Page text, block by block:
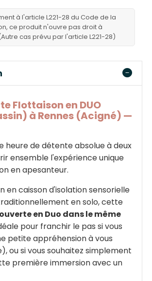
à l'article L221-28 du Code de la
ce produit n'ouvre pas droit à
cas prévu par l'article L221-28)
Flottaison en DUO
à Rennes (Acigné) —
heure de détente absolue à deux
ensemble l'expérience unique
en apesanteur.
en caisson d'isolation sensorielle
en solo, cette
en Duo dans le même
pour franchir le pas si vous
petite appréhension à vous
ou si vous souhaitez simplement
première immersion avec un